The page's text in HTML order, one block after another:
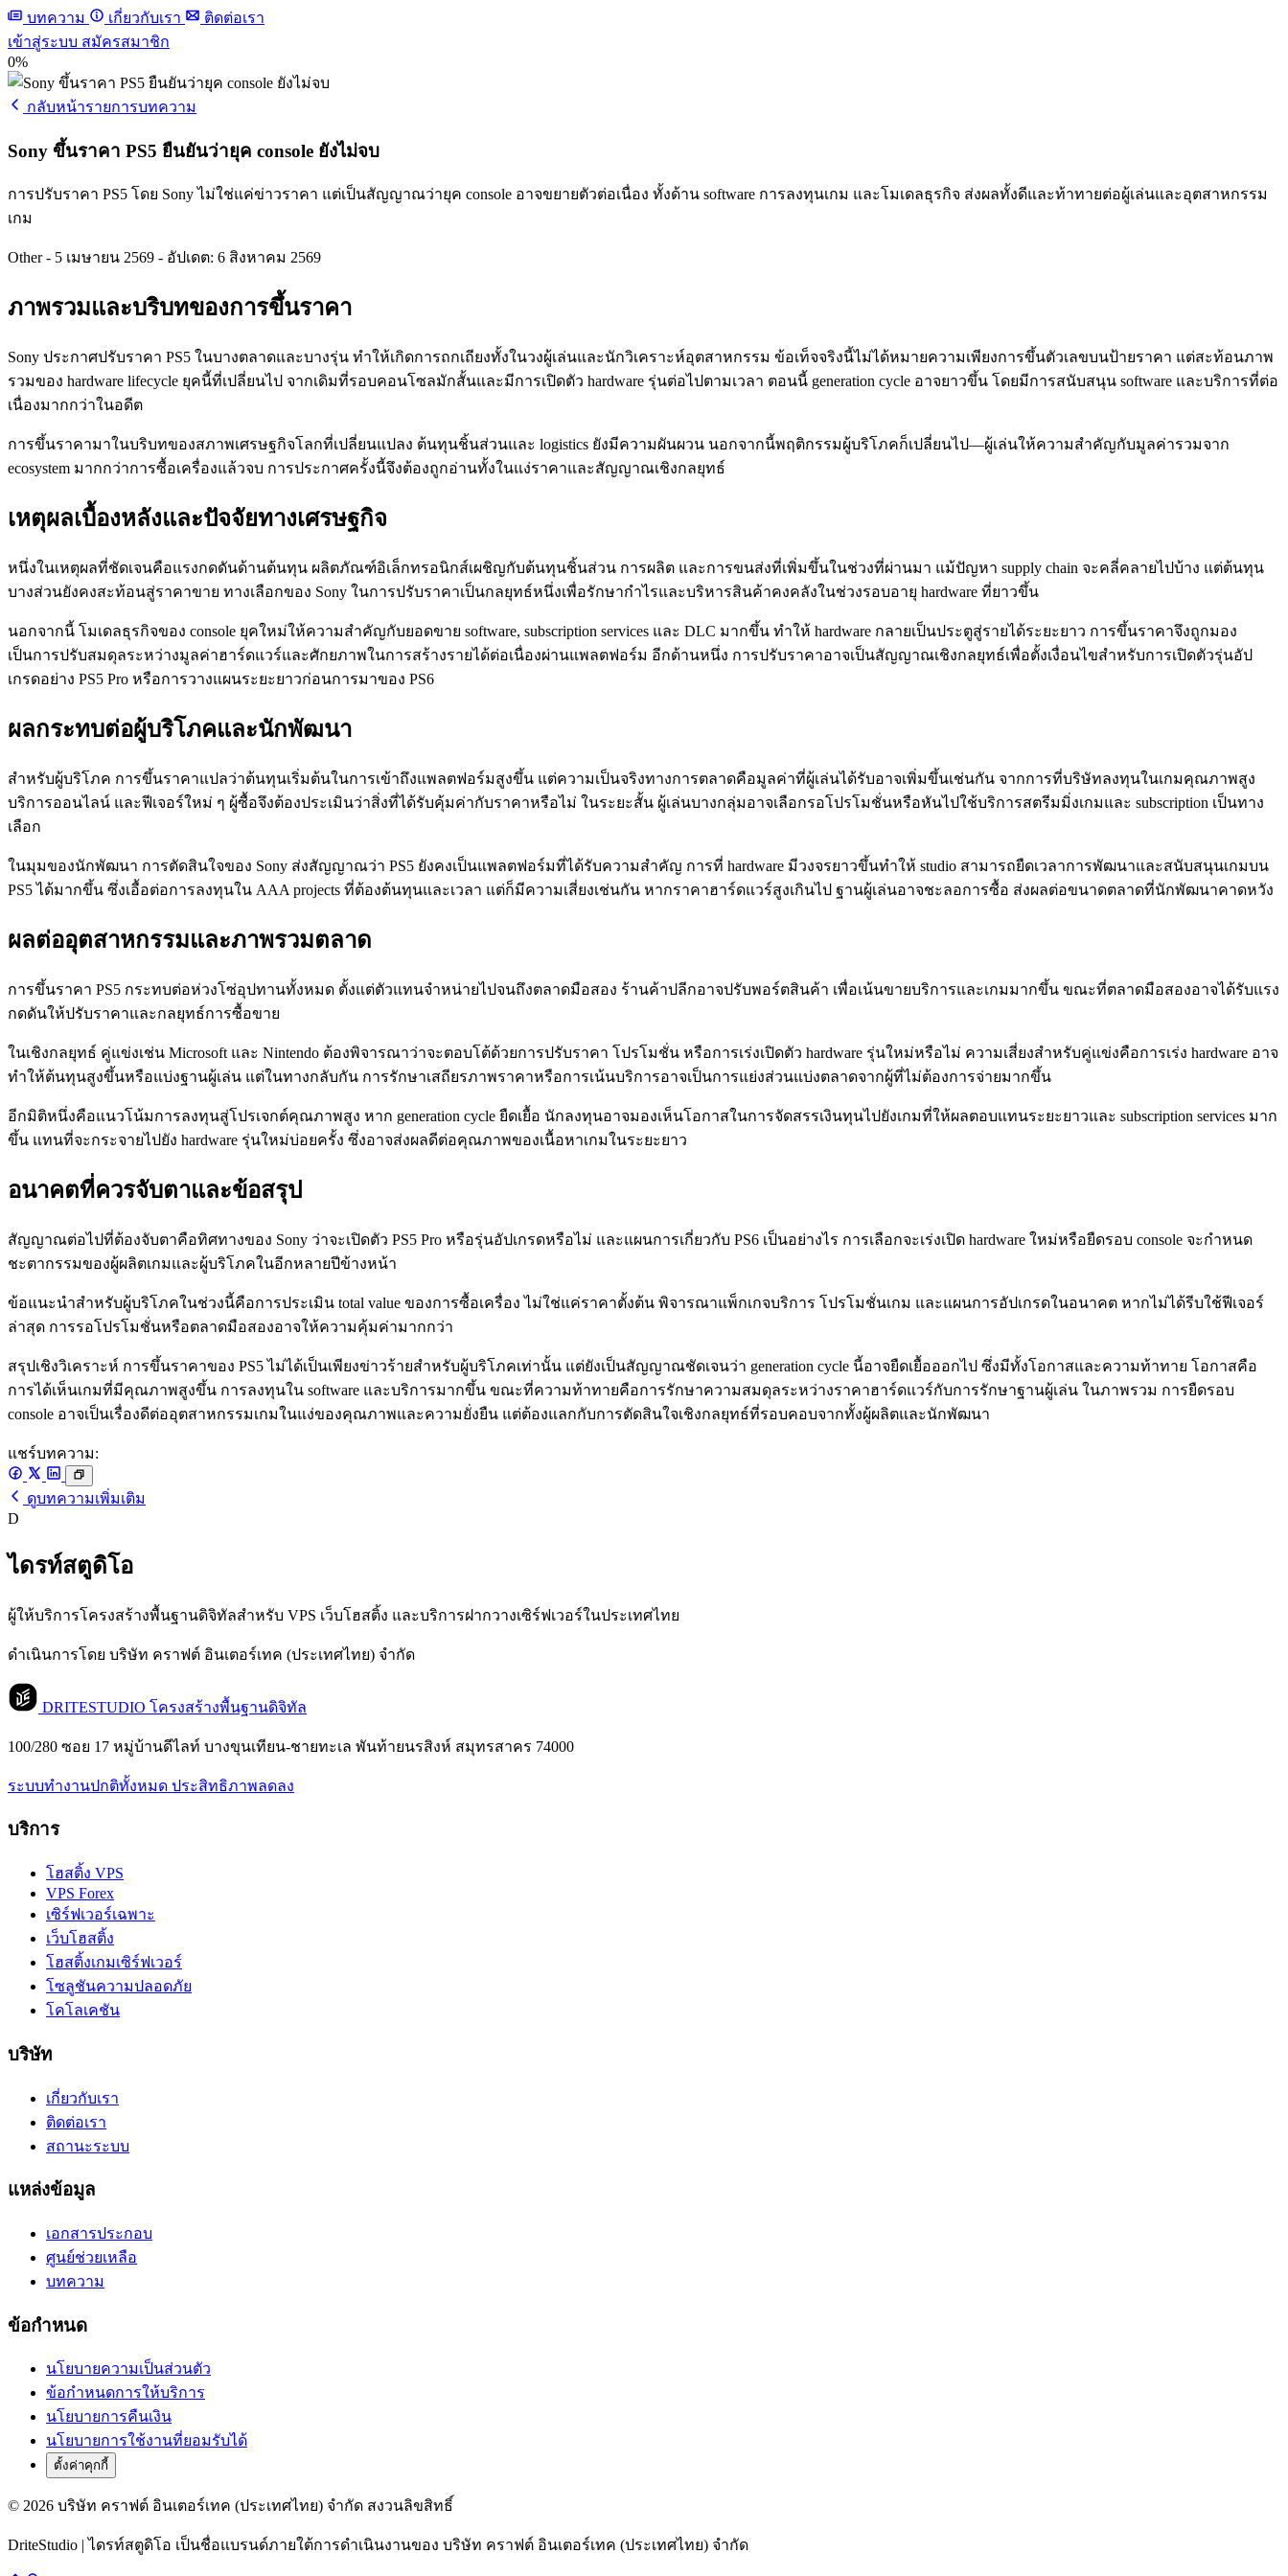
บทความ
เกี่ยวกับเรา
ติดต่อเรา
เข้าสู่ระบบ สมัครสมาชิก
0%
กลับหน้ารายการบทความ
Sony ขึ้นราคา PS5 ยืนยันว่ายุค console ยังไม่จบ
การปรับราคา PS5 โดย Sony ไม่ใช่แค่ข่าวราคา แต่เป็นสัญญาณว่ายุค console อาจขยายตัวต่อเนื่อง ทั้งด้าน software การลงทุนเกม และโมเดลธุรกิจ ส่งผลทั้งดีและท้าทายต่อผู้เล่นและอุตสาหกรรม
เกม
Other- 5 เมษายน 2569 - อัปเดต: 6 สิงหาคม 2569
ภาพรวมและบริบทของการขึ้นราคา
Sony ประกาศปรับราคา PS5 ในบางตลาดและบางรุ่น ทำให้เกิดการถกเถียงทั้งในวงผู้เล่นและนักวิเคราะห์อุตสาหกรรม ข้อเท็จจริงนี้ไม่ได้หมายความเพียงการขึ้นตัวเลขบนป้ายราคา แต่สะท้อนภาพ
รวมของ hardware lifecycle ยุคนี้ที่เปลี่ยนไป จากเดิมที่รอบคอนโซลมักสั้นและมีการเปิดตัว hardware รุ่นต่อไปตามเวลา ตอนนี้ generation cycle อาจยาวขึ้น โดยมีการสนับสนุน software และบริการที่ต่อ
เนื่องมากกว่าในอดีต
การขึ้นราคามาในบริบทของสภาพเศรษฐกิจโลกที่เปลี่ยนแปลง ต้นทุนชิ้นส่วนและ logistics ยังมีความผันผวน นอกจากนี้พฤติกรรมผู้บริโภคก็เปลี่ยนไป—ผู้เล่นให้ความสำคัญกับมูลค่ารวมจาก
ecosystem มากกว่าการซื้อเครื่องแล้วจบ การประกาศครั้งนี้จึงต้องถูกอ่านทั้งในแง่ราคาและสัญญาณเชิงกลยุทธ์
เหตุผลเบื้องหลังและปัจจัยทางเศรษฐกิจ
หนึ่งในเหตุผลที่ชัดเจนคือแรงกดดันด้านต้นทุน ผลิตภัณฑ์อิเล็กทรอนิกส์เผชิญกับต้นทุนชิ้นส่วน การผลิต และการขนส่งที่เพิ่มขึ้นในช่วงที่ผ่านมา แม้ปัญหา supply chain จะคลี่คลายไปบ้าง แต่ต้นทุน
บางส่วนยังคงสะท้อนสู่ราคาขาย ทางเลือกของ Sony ในการปรับราคาเป็นกลยุทธ์หนึ่งเพื่อรักษากำไรและบริหารสินค้าคงคลังในช่วงรอบอายุ hardware ที่ยาวขึ้น
นอกจากนี้ โมเดลธุรกิจของ console ยุคใหม่ให้ความสำคัญกับยอดขาย software, subscription services และ DLC มากขึ้น ทำให้ hardware กลายเป็นประตูสู่รายได้ระยะยาว การขึ้นราคาจึงถูกมอง
เป็นการปรับสมดุลระหว่างมูลค่าฮาร์ดแวร์และศักยภาพในการสร้างรายได้ต่อเนื่องผ่านแพลตฟอร์ม อีกด้านหนึ่ง การปรับราคาอาจเป็นสัญญาณเชิงกลยุทธ์เพื่อตั้งเงื่อนไขสำหรับการเปิดตัวรุ่นอัป
เกรดอย่าง PS5 Pro หรือการวางแผนระยะยาวก่อนการมาของ PS6
ผลกระทบต่อผู้บริโภคและนักพัฒนา
สำหรับผู้บริโภค การขึ้นราคาแปลว่าต้นทุนเริ่มต้นในการเข้าถึงแพลตฟอร์มสูงขึ้น แต่ความเป็นจริงทางการตลาดคือมูลค่าที่ผู้เล่นได้รับอาจเพิ่มขึ้นเช่นกัน จากการที่บริษัทลงทุนในเกมคุณภาพสูง
บริการออนไลน์ และฟีเจอร์ใหม่ ๆ ผู้ซื้อจึงต้องประเมินว่าสิ่งที่ได้รับคุ้มค่ากับราคาหรือไม่ ในระยะสั้น ผู้เล่นบางกลุ่มอาจเลือกรอโปรโมชั่นหรือหันไปใช้บริการสตรีมมิ่งเกมและ subscription เป็นทาง
เลือก
ในมุมของนักพัฒนา การตัดสินใจของ Sony ส่งสัญญาณว่า PS5 ยังคงเป็นแพลตฟอร์มที่ได้รับความสำคัญ การที่ hardware มีวงจรยาวขึ้นทำให้ studio สามารถยืดเวลาการพัฒนาและสนับสนุนเกมบน
PS5 ได้มากขึ้น ซึ่งเอื้อต่อการลงทุนใน AAA projects ที่ต้องต้นทุนและเวลา แต่ก็มีความเสี่ยงเช่นกัน หากราคาฮาร์ดแวร์สูงเกินไป ฐานผู้เล่นอาจชะลอการซื้อ ส่งผลต่อขนาดตลาดที่นักพัฒนาคาดหวัง
ผลต่ออุตสาหกรรมและภาพรวมตลาด
การขึ้นราคา PS5 กระทบต่อห่วงโซ่อุปทานทั้งหมด ตั้งแต่ตัวแทนจำหน่ายไปจนถึงตลาดมือสอง ร้านค้าปลีกอาจปรับพอร์ตสินค้า เพื่อเน้นขายบริการและเกมมากขึ้น ขณะที่ตลาดมือสองอาจได้รับแรง
กดดันให้ปรับราคาและกลยุทธ์การซื้อขาย
ในเชิงกลยุทธ์ คู่แข่งเช่น Microsoft และ Nintendo ต้องพิจารณาว่าจะตอบโต้ด้วยการปรับราคา โปรโมชั่น หรือการเร่งเปิดตัว hardware รุ่นใหม่หรือไม่ ความเสี่ยงสำหรับคู่แข่งคือการเร่ง hardware อาจ
ทำให้ต้นทุนสูงขึ้นหรือแบ่งฐานผู้เล่น แต่ในทางกลับกัน การรักษาเสถียรภาพราคาหรือการเน้นบริการอาจเป็นการแย่งส่วนแบ่งตลาดจากผู้ที่ไม่ต้องการจ่ายมากขึ้น
อีกมิติหนึ่งคือแนวโน้มการลงทุนสู่โปรเจกต์คุณภาพสูง หาก generation cycle ยืดเยื้อ นักลงทุนอาจมองเห็นโอกาสในการจัดสรรเงินทุนไปยังเกมที่ให้ผลตอบแทนระยะยาวและ subscription services มาก
ขึ้น แทนที่จะกระจายไปยัง hardware รุ่นใหม่บ่อยครั้ง ซึ่งอาจส่งผลดีต่อคุณภาพของเนื้อหาเกมในระยะยาว
อนาคตที่ควรจับตาและข้อสรุป
สัญญาณต่อไปที่ต้องจับตาคือทิศทางของ Sony ว่าจะเปิดตัว PS5 Pro หรือรุ่นอัปเกรดหรือไม่ และแผนการเกี่ยวกับ PS6 เป็นอย่างไร การเลือกจะเร่งเปิด hardware ใหม่หรือยืดรอบ console จะกำหนด
ชะตากรรมของผู้ผลิตเกมและผู้บริโภคในอีกหลายปีข้างหน้า
ข้อแนะนำสำหรับผู้บริโภคในช่วงนี้คือการประเมิน total value ของการซื้อเครื่อง ไม่ใช่แค่ราคาตั้งต้น พิจารณาแพ็กเกจบริการ โปรโมชั่นเกม และแผนการอัปเกรดในอนาคต หากไม่ได้รีบใช้ฟีเจอร์
ล่าสุด การรอโปรโมชั่นหรือตลาดมือสองอาจให้ความคุ้มค่ามากกว่า
สรุปเชิงวิเคราะห์ การขึ้นราคาของ PS5 ไม่ได้เป็นเพียงข่าวร้ายสำหรับผู้บริโภคเท่านั้น แต่ยังเป็นสัญญาณชัดเจนว่า generation cycle นี้อาจยืดเยื้อออกไป ซึ่งมีทั้งโอกาสและความท้าทาย โอกาสคือ
การได้เห็นเกมที่มีคุณภาพสูงขึ้น การลงทุนใน software และบริการมากขึ้น ขณะที่ความท้าทายคือการรักษาความสมดุลระหว่างราคาฮาร์ดแวร์กับการรักษาฐานผู้เล่น ในภาพรวม การยืดรอบ
console อาจเป็นเรื่องดีต่ออุตสาหกรรมเกมในแง่ของคุณภาพและความยั่งยืน แต่ต้องแลกกับการตัดสินใจเชิงกลยุทธ์ที่รอบคอบจากทั้งผู้ผลิตและนักพัฒนา
แชร์บทความ:
ดูบทความเพิ่มเติม
D
ไดรท์สตูดิโอ
ผู้ให้บริการโครงสร้างพื้นฐานดิจิทัลสำหรับ VPS เว็บโฮสติ้ง และบริการฝากวางเซิร์ฟเวอร์ในประเทศไทย
ดำเนินการโดย บริษัท คราฟต์ อินเตอร์เทค (ประเทศไทย) จำกัด
DRITESTUDIO โครงสร้างพื้นฐานดิจิทัล
100/280 ซอย 17 หมู่บ้านดีไลท์ บางขุนเทียน-ชายทะเล พันท้ายนรสิงห์ สมุทรสาคร 74000
ระบบทำงานปกติทั้งหมด ประสิทธิภาพลดลง
บริการ
โฮสติ้ง VPS
VPS Forex
เซิร์ฟเวอร์เฉพาะ
เว็บโฮสติ้ง
โฮสติ้งเกมเซิร์ฟเวอร์
โซลูชันความปลอดภัย
โคโลเคชัน
บริษัท
เกี่ยวกับเรา
ติดต่อเรา
สถานะระบบ
แหล่งข้อมูล
เอกสารประกอบ
ศูนย์ช่วยเหลือ
บทความ
ข้อกำหนด
นโยบายความเป็นส่วนตัว
ข้อกำหนดการให้บริการ
นโยบายการคืนเงิน
นโยบายการใช้งานที่ยอมรับได้
ตั้งค่าคุกกี้
© 2026 บริษัท คราฟต์ อินเตอร์เทค (ประเทศไทย) จำกัด สงวนลิขสิทธิ์
DriteStudio | ไดรท์สตูดิโอ เป็นชื่อแบรนด์ภายใต้การดำเนินงานของ บริษัท คราฟต์ อินเตอร์เทค (ประเทศไทย) จำกัด